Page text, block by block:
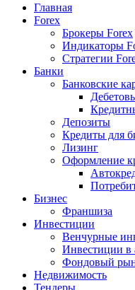
Главная
Forex
Брокеры Forex
Индикаторы
Стратегии
Банки
Банковские
Депозиты
Кредиты для
Лизинг
Оформление
Бизнес
Франшиза
Инвестиции
Венчурные
Инвестиции в
Фондовый
Недвижимость
Тендеры